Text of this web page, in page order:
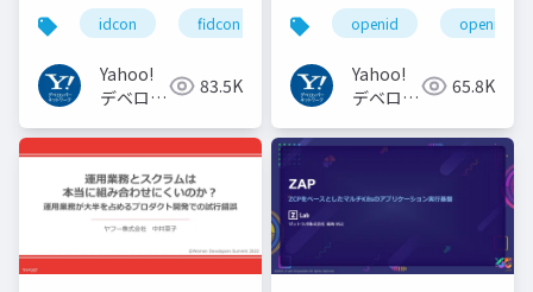
の UX の紹介と考察
#idcon #fidcon
idcon fidcon
Yahoo!
デベロッ
トワーク
83.5K
巻く仕様と動向 Yahoo!
JAPANの取り組み
#openid
#openid_tokyo
openid
Yahoo!
デベロッ
トワーク
65.8K